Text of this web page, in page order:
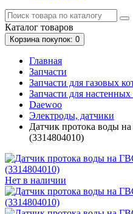
Каталог товаров
Корзинапокупок: 0
Главная
Запчасти
Запчасти для газовых
Запчасти для настенных
Daewoo
Электроды, датчики
Датчик протока воды
(3314804010)
Нет в наличии